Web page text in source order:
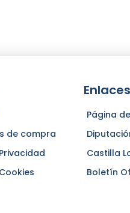
de compra
Enlaces
Página
Castilla
Boletín